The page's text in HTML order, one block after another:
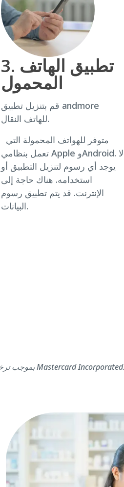
3. تطبيق الهاتف
قم بتنزيل تطبيق andmore
للهاتف النقال.
تعمل بنظامي Apple وAndroid. لا
يوجد أي رسوم لتنزيل التطبيق أو
استخدامه. هناك حاجة إلى
الإنترنت. قد يتم تطبيق رسوم
البيانات.